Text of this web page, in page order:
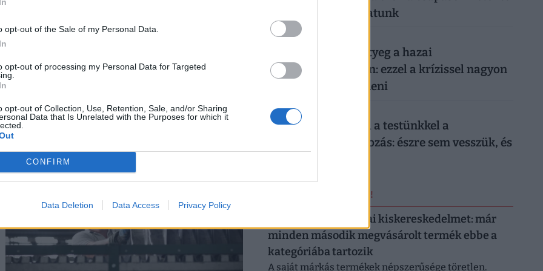
opt-out of the Sale of my Personal Data.
opt-out of processing my Personal Data for Targeted
opt-out of Collection, Use, Retention, Sale, and/or Sharing
Data that Is Unrelated with the Purposes for which it
CONFIRM
Data Deletion Data Access Privacy Policy
munkahelyi fogás ütötte fel a fejét
Magyarországon
Egy jól időzített és megtervezett karrierszünet
nemcsak a vezetőt, hanem a vállalkozást is új pályára
állíthatja.
milliárdokat bukhatunk
2026. augusztus 7.
Időzített bomba ketyeg a hazai
nyugdíjrendszerben: ezzel a krízissel nagyon
nehéz lesz mit kezdeni
2026. augusztus 6.
Sokkoló, mit művel a testünkkel a
mindennapi mobilozás: észre sem vesszük, és
ERRŐL NE MARADJ LE!
Letarolták az európai kiskereskedelmet: már
minden második megvásárolt termék ebbe a
kategóriába tartozik
A saját márkás termékek népszerűsége töretlen.